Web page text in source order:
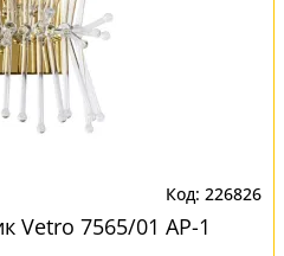
226826
Vetro 7565/01 AP-1